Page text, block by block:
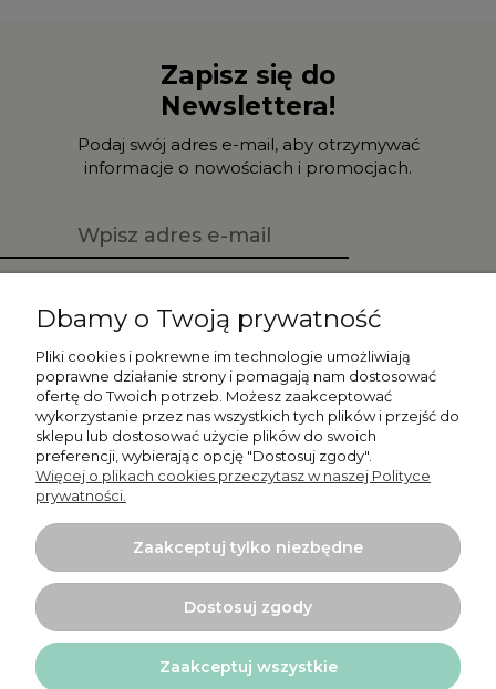
Zapisz się do
Newslettera!
Podaj swój adres e-mail, aby otrzymywać
informacje o nowościach i promocjach.
Moje konto
Płatności i dostawa
Informacje
O nas
Dbamy o Twoją prywatność
Pliki cookies i pokrewne im technologie umożliwiają
poprawne działanie strony i pomagają nam dostosować
ofertę do Twoich potrzeb. Możesz zaakceptować
wykorzystanie przez nas wszystkich tych plików i przejść do
sklepu lub dostosować użycie plików do swoich
preferencji, wybierając opcję "Dostosuj zgody".
Więcej o plikach cookies przeczytasz w naszej Polityce
prywatności.
Zaakceptuj tylko niezbędne
Dostosuj zgody
Zaakceptuj wszystkie